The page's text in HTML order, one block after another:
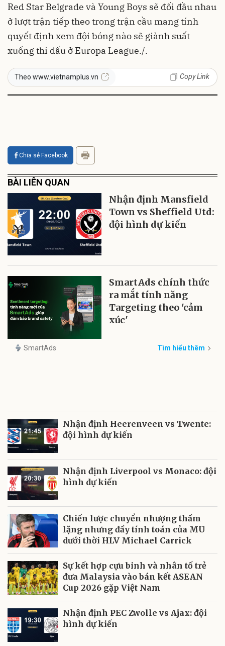
Red Star Belgrade và Young Boys sẽ đối đầu nhau
ở lượt trận tiếp theo trong trận cầu mang tính
quyết định xem đội bóng nào sẽ giành suất
xuống thi đấu ở Europa League./.
Theo www.vietnamplus.vn Copy Link
Chia sẻ Facebook
BÀI LIÊN QUAN
Nhận định Mansfield
Town vs Sheffield Utd:
đội hình dự kiến
SmartAds chính thức
ra mắt tính năng
Targeting theo 'cảm
xúc'
SmartAds Tìm hiểu thêm
Nhận định Heerenveen vs Twente:
đội hình dự kiến
Nhận định Liverpool vs Monaco: đội
hình dự kiến
Chiến lược chuyển nhượng thầm
lặng nhưng đầy tính toán của MU
dưới thời HLV Michael Carrick
Sự kết hợp cựu binh và nhân tố trẻ
đưa Malaysia vào bán kết ASEAN
Cup 2026 gặp Việt Nam
Nhận định PEC Zwolle vs Ajax: đội
hình dự kiến